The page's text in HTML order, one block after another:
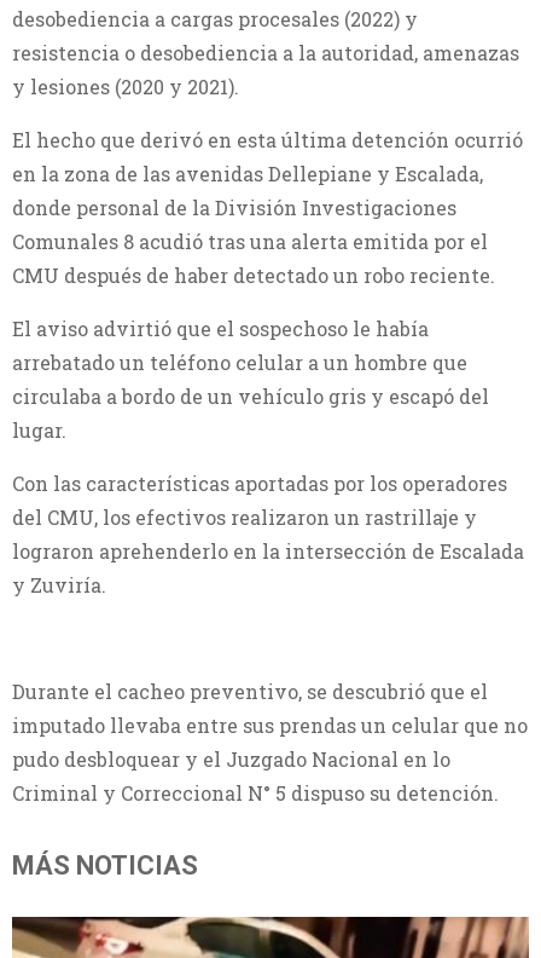
desobediencia a cargas procesales (2022) y
resistencia o desobediencia a la autoridad, amenazas
y lesiones (2020 y 2021).
El hecho que derivó en esta última detención ocurrió
en la zona de las avenidas Dellepiane y Escalada,
donde personal de la División Investigaciones
Comunales 8 acudió tras una alerta emitida por el
CMU después de haber detectado un robo reciente.
El aviso advirtió que el sospechoso le había
arrebatado un teléfono celular a un hombre que
circulaba a bordo de un vehículo gris y escapó del
lugar.
Con las características aportadas por los operadores
del CMU, los efectivos realizaron un rastrillaje y
lograron aprehenderlo en la intersección de Escalada
y Zuviría.
Durante el cacheo preventivo, se descubrió que el
imputado llevaba entre sus prendas un celular que no
pudo desbloquear y el Juzgado Nacional en lo
Criminal y Correccional N° 5 dispuso su detención.
MÁS NOTICIAS